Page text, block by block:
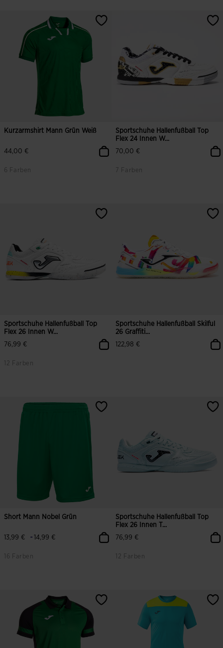
3,4 von 5 Kundenbewertungen 3,3 von 5 Kundenbewertungen
Kurzarmshirt Mann Grün Weiß
44,00 €
6 Farben
3,1 von 5 Kundenbewertungen
Sportschuhe Hallenfußball Top
Flex 24 Innen W...
70,00 €
7 Farben
Sportschuhe Hallenfußball Top
Flex 26 Innen W...
76,99 €
12 Farben
5 von 5 Kundenbewertungen
Sportschuhe Hallenfußball Skilful
26 Graffiti...
122,98 €
4,5 von 5 Kundenbewertungen
Short Mann Nobel Grün
13,99 € - 14,99 €
16 Farben
4,7 von 5 Kundenbewertungen
Sportschuhe Hallenfußball Top
Flex 26 Innen T...
76,99 €
12 Farben
5 von 5 Kundenbewertungen